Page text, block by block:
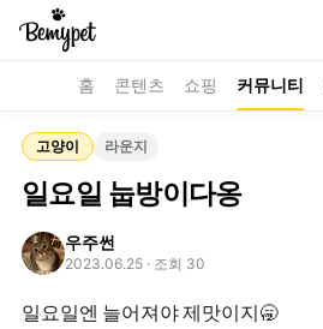
홈 콘텐츠 쇼핑 커뮤니티
고양이 라운지
일요일 눕방이다옹
우주썬
2023.06.25 · 조회 30
일요일엔 늘어져야 제맛이지🥱